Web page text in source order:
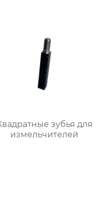
зубья для
измельчителей